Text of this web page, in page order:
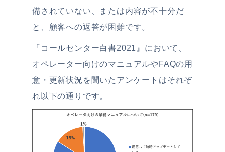
備されていない、または内容が不十分だ
と、顧客への返答が困難です。
『コールセンター白書2021』において、
オペレーター向けのマニュアルやFAQの用
意・更新状況を聞いたアンケートはそれぞ
れ以下の通りです。